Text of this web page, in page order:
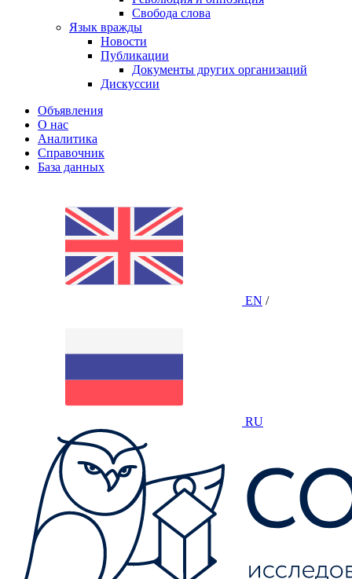
Свобода слова
Язык вражды
Новости
Публикации
Документы других организаций
Дискуссии
Объявления
О нас
Аналитика
Справочник
База данных
EN /
RU